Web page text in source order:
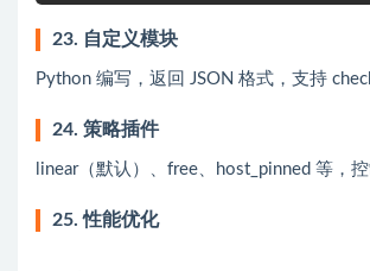
23. 自定义模块
Python 编写，返回 JSON 格式，支持
24. 策略插件
linear（默认）、free、host_pinned 等，控
25. 性能优化